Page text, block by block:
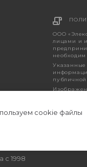
ООО
лицами и
Указанные
являются
с 1998
cookie файлы